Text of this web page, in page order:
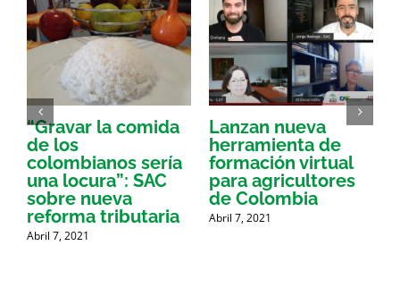
“Gravar la comida
de los
colombianos sería
una locura”: SAC
sobre nueva
reforma tributaria
Abril 7, 2021
Lanzan nueva
herramienta de
formación virtual
para agricultores
de Colombia
Abril 7, 2021